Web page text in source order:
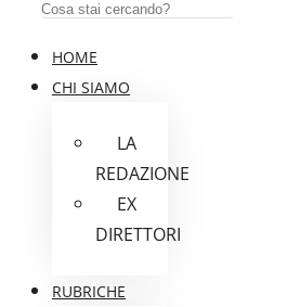
HOME
CHI SIAMO
LA
REDAZIONE
EX
DIRETTORI
RUBRICHE